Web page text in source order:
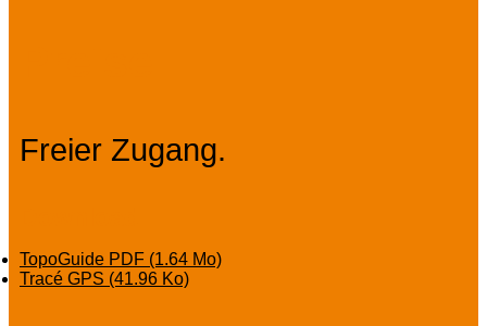
Freier Zugang.
TopoGuide PDF (1.64 Mo)
Tracé GPS (41.96 Ko)